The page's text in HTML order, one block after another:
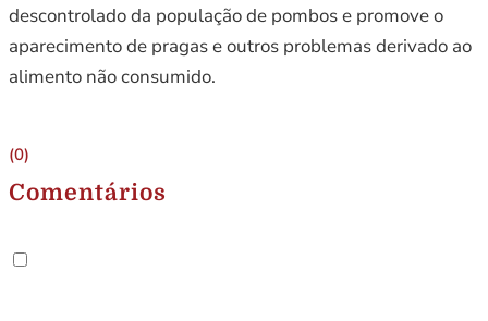
descontrolado da população de pombos e promove o
aparecimento de pragas e outros problemas derivado ao
alimento não consumido.
(0)
Comentários